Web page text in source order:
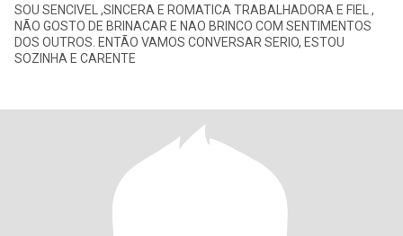
SOU SENCIVEL ,SINCERA E ROMATICA TRABALHADORA E FIEL ,
NÃO GOSTO DE BRINACAR E NAO BRINCO COM SENTIMENTOS
DOS OUTROS. ENTÃO VAMOS CONVERSAR SERIO, ESTOU
SOZINHA E CARENTE